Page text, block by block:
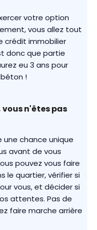
votre option
vous allez tout
crédit immobilier
donc que partie
eu 3 ans pour
!
n'êtes pas
chance unique
avant de vous
pouvez vous faire
le quartier, vérifier si
vous, et décider si
attentes. Pas de
faire marche arrière